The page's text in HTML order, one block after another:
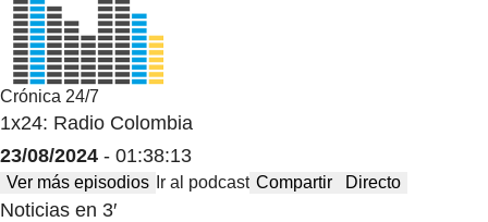
Crónica 24/7
1x24: Radio Colombia
23/08/2024 - 01:38:13
Ver más episodios Ir al podcast Compartir Directo
Noticias en 3′